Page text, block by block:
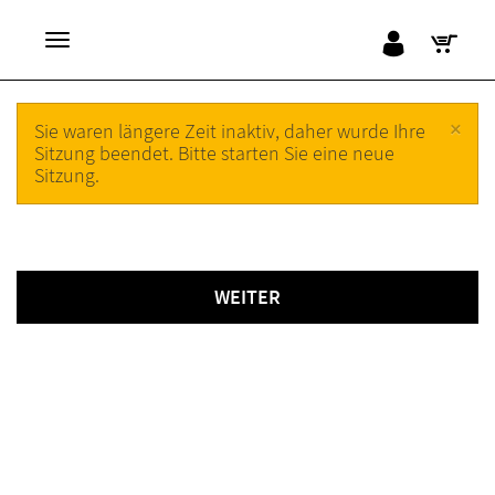
×
Sie waren längere Zeit inaktiv, daher wurde Ihre
Sitzung beendet. Bitte starten Sie eine neue
Sitzung.
WEITER